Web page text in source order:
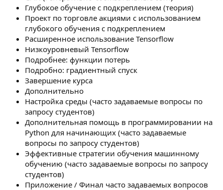
Глубокое обучение с подкреплением (теория)
Проект по торговле акциями с использованием
глубокого обучения с подкреплением
Расширенное использование Tensorflow
Низкоуровневый Tensorflow
Подробнее: функции потерь
Подробно: градиентный спуск
Завершение курса
Дополнительно
Настройка среды (часто задаваемые вопросы по
запросу студентов)
Дополнительная помощь в программировании на
Python для начинающих (часто задаваемые
вопросы по запросу студентов)
Эффективные стратегии обучения машинному
обучению (часто задаваемые вопросы по запросу
студентов)
Приложение / Финал часто задаваемых вопросов